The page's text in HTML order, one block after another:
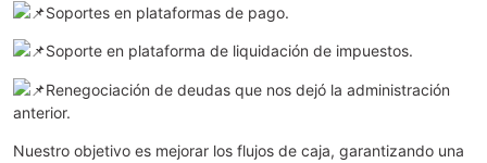
Soportes en plataformas de pago.
Soporte en plataforma de liquidación de impuestos.
Renegociación de deudas que nos dejó la administración
anterior.
Nuestro objetivo es mejorar los flujos de caja, garantizando una